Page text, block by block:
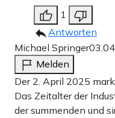
1
Antworten
Michael Springer
Melden
Der 2. April 2025
Das Zeitalter der
der summenden und